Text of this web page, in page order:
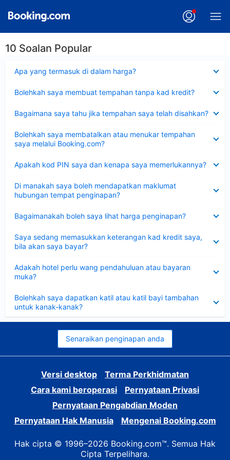
10 Soalan Popular
Apa yang termasuk di dalam harga?
Bolehkah saya membuat tempahan tanpa kad kredit?
Bagaimana saya tahu jika tempahan saya telah disahkan?
Bolehkah saya membatalkan atau menukar tempahan
saya melalui Booking.com?
Apakah kod PIN saya dan kenapa saya memerlukannya?
Di manakah saya boleh mendapatkan maklumat
hubungan tempat penginapan?
Bagaimanakah boleh saya lihat harga penginapan?
Saya sedang memasukkan keterangan kad kredit saya,
bila akan saya bayar?
Adakah hotel perlu wang pendahuluan atau bayaran
muka?
Bolehkah saya dapatkan katil atau katil bayi tambahan
untuk kanak-kanak?
Senaraikan penginapan anda
Versi desktop
Terma Perkhidmatan
Cara kami beroperasi
Pernyataan Privasi
Pernyataan Pengabdian Moden
Pernyataan Hak Manusia
Mengenai Booking.com
Hak cipta © 1996–2026 Booking.com™. Semua Hak
Cipta Terpelihara.